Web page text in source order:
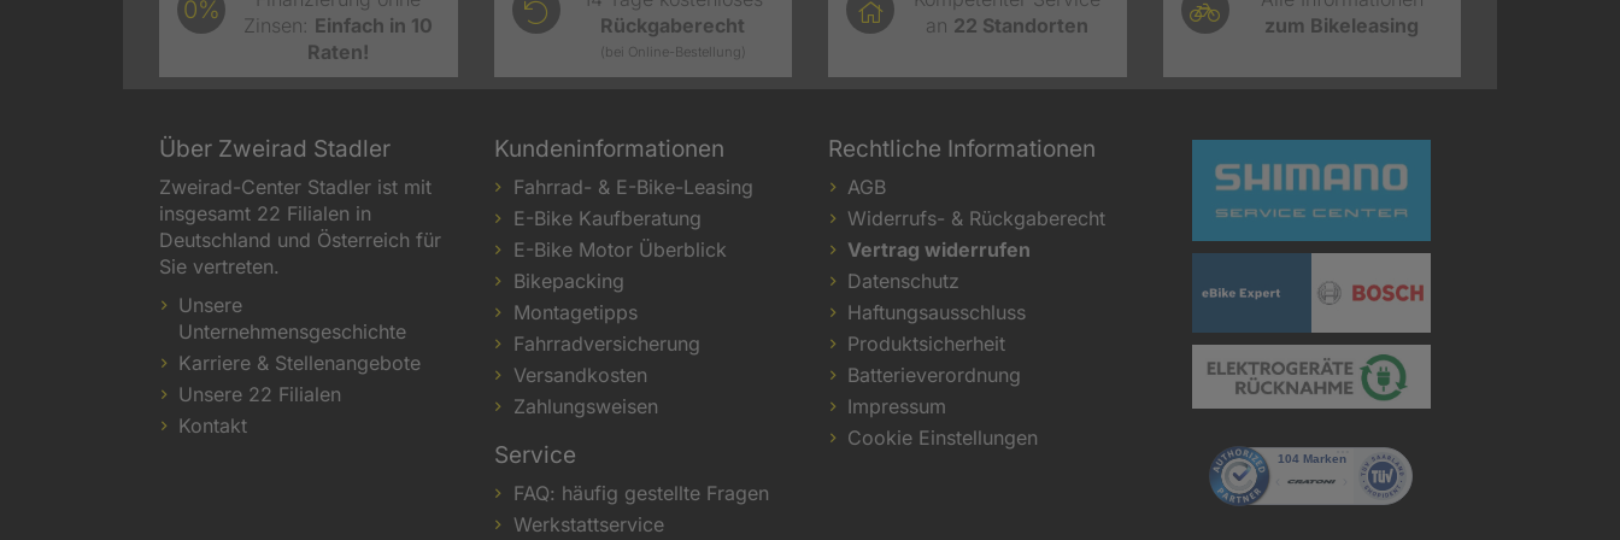
0%
Zinsen: Einfach in 10
Raten!
Rückgaberecht
(bei Online-Bestellung)
an 22 Standorten
zum Bikeleasing
Über Zweirad Stadler
Zweirad-Center Stadler ist mit
insgesamt 22 Filialen in
Deutschland und Österreich für
Sie vertreten.
Unsere
Unternehmensgeschichte
Karriere & Stellenangebote
Unsere 22 Filialen
Kontakt
Kundeninformationen
Fahrrad- & E-Bike-Leasing
E-Bike Kaufberatung
E-Bike Motor Überblick
Bikepacking
Montagetipps
Fahrradversicherung
Versandkosten
Zahlungsweisen
Service
FAQ: häufig gestellte Fragen
Werkstattservice
Rechtliche Informationen
AGB
Widerrufs- & Rückgaberecht
Vertrag widerrufen
Datenschutz
Haftungsausschluss
Produktsicherheit
Batterieverordnung
Impressum
Cookie Einstellungen